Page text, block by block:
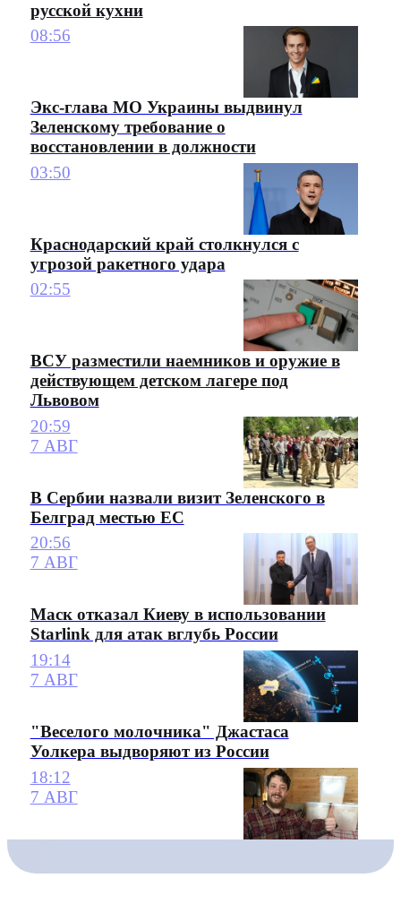
русской кухни
08:56
Экс-глава МО Украины выдвинул
Зеленскому требование о
восстановлении в должности
03:50
Краснодарский край столкнулся с
угрозой ракетного удара
02:55
ВСУ разместили наемников и оружие в
действующем детском лагере под
Львовом
20:59
7 АВГ
В Сербии назвали визит Зеленского в
Белград местью ЕС
20:56
7 АВГ
Маск отказал Киеву в использовании
Starlink для атак вглубь России
19:14
7 АВГ
"Веселого молочника" Джастаса
Уолкера выдворяют из России
18:12
7 АВГ